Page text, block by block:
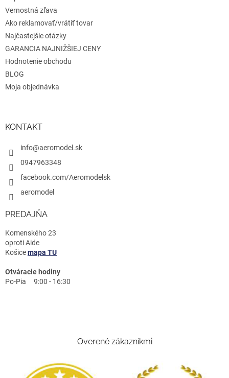
Vernostná zľava
Ako reklamovať/vrátiť tovar
Najčastejšie otázky
GARANCIA NAJNIŽŠIEJ CENY
Hodnotenie obchodu
BLOG
Moja objednávka
KONTAKT
info@aeromodel.sk
0947963348
facebook.com/Aeromodelsk
aeromodel
PREDAJŇA
Komenského 23
oproti Aide
Košicemapa TU
Otváracie hodiny
Po-Pia 9:00 - 16:30
Overené zákazníkmi